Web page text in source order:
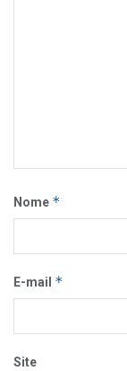
Nome *
E-mail *
Site